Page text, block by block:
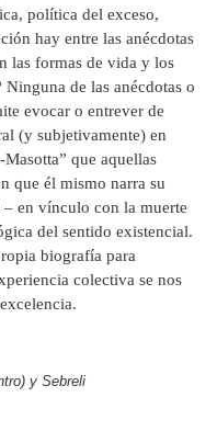
política del exceso,
hay entre las anécdotas
las formas de vida y los
de las anécdotas o
evocar o entrever de
(y subjetivamente) en
que aquellas
que él mismo narra su
en vínculo con la muerte
del sentido existencial.
biografía para
colectiva se nos
y Sebreli